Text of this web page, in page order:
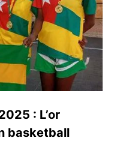
: L’or
basketball